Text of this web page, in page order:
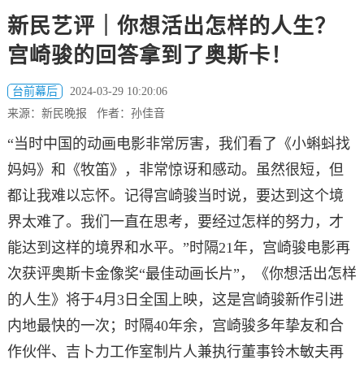
新民艺评｜你想活出怎样的人生？
宫崎骏的回答拿到了奥斯卡！
台前幕后
2024-03-29 10:20:06
来源：新民晚报 作者：孙佳音
“当时中国的动画电影非常厉害，我们看了《小蝌蚪找
妈妈》和《牧笛》，非常惊讶和感动。虽然很短，但
都让我难以忘怀。记得宫崎骏当时说，要达到这个境
界太难了。我们一直在思考，要经过怎样的努力，才
能达到这样的境界和水平。”时隔21年，宫崎骏电影再
次获评奥斯卡金像奖“最佳动画长片”，《你想活出怎样
的人生》将于4月3日全国上映，这是宫崎骏新作引进
内地最快的一次；时隔40年余，宫崎骏多年挚友和合
作伙伴、吉卜力工作室制片人兼执行董事铃木敏夫再